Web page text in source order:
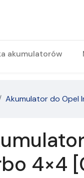
akumulatorów
Akumulator do Opel
4×4